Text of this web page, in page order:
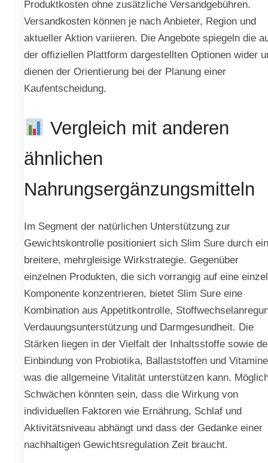
Produktkosten ohne zusätzliche Versandgebühren.
Versandkosten können je nach Anbieter, Region und
aktueller Aktion variieren. Die Angebote spiegeln die
der offiziellen Plattform dargestellten Optionen wider
dienen der Orientierung bei der Planung einer
Kaufentscheidung.
Vergleich mit anderen
ähnlichen
Nahrungsergänzungsmitteln
Im Segment der natürlichen Unterstützung zur
Gewichtskontrolle positioniert sich Slim Sure durch
breitere, mehrgleisige Wirkstrategie. Gegenüber
einzelnen Produkten, die sich vorrangig auf eine
Komponente konzentrieren, bietet Slim Sure eine
Kombination aus Appetitkontrolle,
Verdauungsunterstützung und Darmgesundheit. Die
Stärken liegen in der Vielfalt der Inhaltsstoffe sowie
Einbindung von Probiotika, Ballaststoffen und
was die allgemeine Vitalität unterstützen kann.
Schwächen könnten sein, dass die Wirkung von
individuellen Faktoren wie Ernährung, Schlaf und
Aktivitätsniveau abhängt und dass der Gedanke einer
nachhaltigen Gewichtsregulation Zeit braucht.